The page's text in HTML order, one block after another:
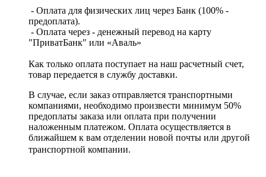
- Оплата для физических лиц через Банк (100% -
предоплата).
- Оплата через - денежный перевод на карту
"ПриватБанк" или «Аваль»
Как только оплата поступает на наш расчетный счет,
товар передается в службу доставки.
В случае, если заказ отправляется транспортными
компаниями, необходимо произвести минимум 50%
предоплаты заказа или оплата при получении
наложенным платежом. Оплата осуществляется в
ближайшем к вам отделении новой почты или другой
транспортной компании.